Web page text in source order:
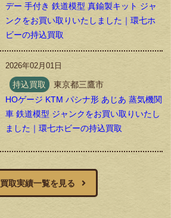
デー 手付き 鉄道模型 真鍮製キット ジャ
ンクをお買い取りいたしました｜環七ホ
ビーの持込買取
2026年02月01日
持込買取
東京都三鷹市
HOゲージ KTM パシナ形 あじあ 蒸気機関
車 鉄道模型 ジャンクをお買い取りいたし
ました｜環七ホビーの持込買取
買取実績一覧を見る